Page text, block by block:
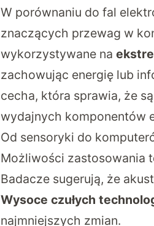
W porównaniu do fal
znaczących przewag w
wykorzystywane na
zachowując energię lub
cecha, która sprawia, że
wydajnych komponentów
Od sensoryki do
Możliwości zastosowania
Badacze sugerują, że
Wysoce czułych
najmniejszych zmian.